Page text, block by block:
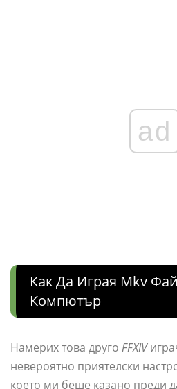
ad
Как Да Играя Mkv
Компютър
Намерих това друго FFXIV
невероятно приятелски
което ми беше казано преди